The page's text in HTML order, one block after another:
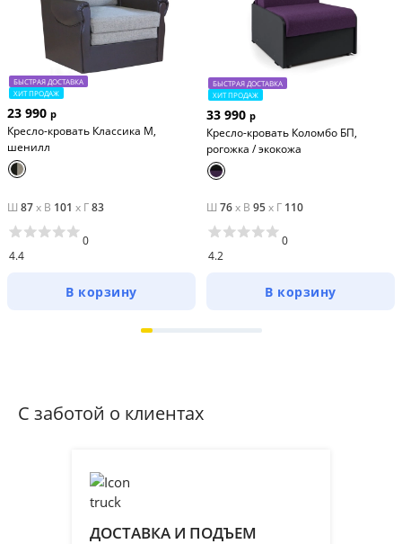
БЫСТРАЯ ДОСТАВКА
ХИТ ПРОДАЖ
23 990 р
Кресло-кровать Классика М,
шенилл
Ш 87x В 101 x Г83
4.4
0
В корзину
БЫСТРАЯ ДОСТАВКА
ХИТ ПРОДАЖ
33 990 р
Кресло-кровать Коломбо БП,
рогожка / экокожа
Ш 76x В 95x Г 110
4.2
0
В корзину
С заботой о клиентах
ДОСТАВКА И ПОДЪЕМ